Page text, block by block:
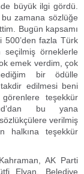
büyük ilgi gördü.
zamana sözlüğe
Bugün kapsamı
fazla Türk
seçilmiş örneklerle
emek verdim, çok
bir ödülle
edilmesi beni
teşekkür
bu yana
verilmiş
halkına teşekkür
AK Parti
Elvan, Belediye